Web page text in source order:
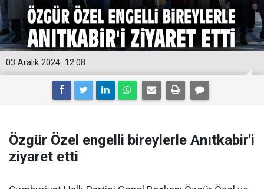
12:08
03 Aralık 2024
Özgür Özel engelli bireylerle Anıtkabir'i
ziyaret etti